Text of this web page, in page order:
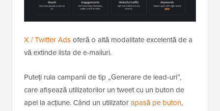
X / Twitter Adsoferă o altă modalitate excelentă de a
vă extinde lista de e-mailuri.
Puteți rula campanii de tip „Generare de lead-uri”,
care afișează utilizatorilor un tweet cu un buton de
apel la acțiune. Când un utilizatorapasă pe buton,